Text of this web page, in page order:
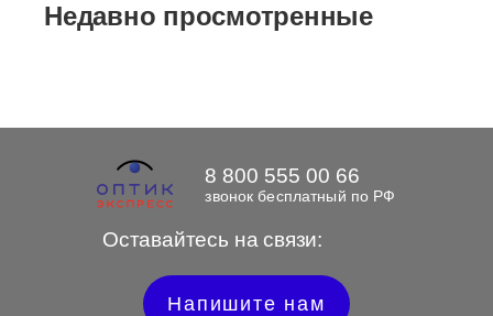
Недавно просмотренные
Оставайтесь на связи:
8 800 555 00 66
звонок бесплатный по РФ
Напишите нам